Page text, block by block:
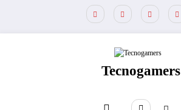
Tecnogamers